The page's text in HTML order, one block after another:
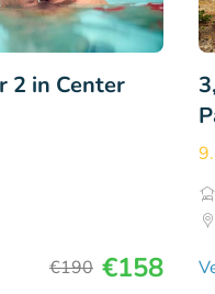
2 in Center
€190 €158